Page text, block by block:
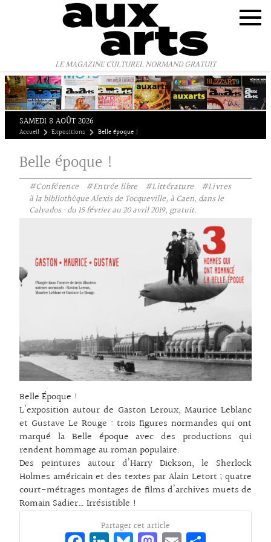
LE MAGAZINE CULTUREL NORMAND GRATUIT
SAMEDI 8 AOÛT 2026
Accueil Expositions Belle époque !
Belle époque !
#Conférence #Entrée libre #Littérature
#Livres
à la bibliothèque Alexis de Tocqueville, à Caen, dans le
Calvados · du 15 février au 20 avril 2019, gratuit.
Belle Époque !
L’exposition autour de Gaston Leroux, Maurice Leblanc
et Gustave Le Rouge : trois figures normandes qui ont
marqué la Belle époque avec des productions qui
rendent hommage au roman populaire.
Des peintures autour d’Harry Dickson, le Sherlock
Holmes américain et des textes par Alain Letort ; quatre
court-métrages montages de films d’archives muets de
Romain Sadier… Irrésistible !
Partager cet article
Panneau de gestion des cookies